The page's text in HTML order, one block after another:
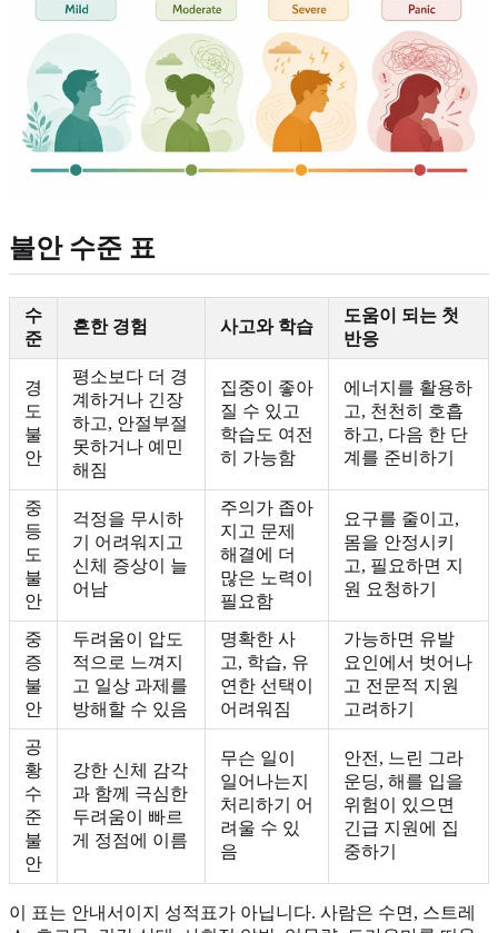
불안 수준 표
수
준
흔한 경험 사고와 학습
도움이 되는 첫
반응
경
도
불
안
평소보다 더 경
계하거나 긴장
하고, 안절부절
못하거나 예민
해짐
집중이 좋아
질 수 있고
학습도 여전
히 가능함
에너지를 활용하
고, 천천히 호흡
하고, 다음 한 단
계를 준비하기
중
등
도
불
안
걱정을 무시하
기 어려워지고
신체 증상이 늘
어남
주의가 좁아
지고 문제
해결에 더
많은 노력이
필요함
요구를 줄이고,
몸을 안정시키
고, 필요하면 지
원 요청하기
중
증
불
안
두려움이 압도
적으로 느껴지
고 일상 과제를
방해할 수 있음
명확한 사
고, 학습, 유
연한 선택이
어려워짐
가능하면 유발
요인에서 벗어나
고 전문적 지원
고려하기
공
황
수
준
불
안
강한 신체 감각
과 함께 극심한
두려움이 빠르
게 정점에 이름
무슨 일이
일어나는지
처리하기 어
려울 수 있
음
안전, 느린 그라
운딩, 해를 입을
위험이 있으면
긴급 지원에 집
중하기
이 표는 안내서이지 성적표가 아닙니다. 사람은 수면, 스트레